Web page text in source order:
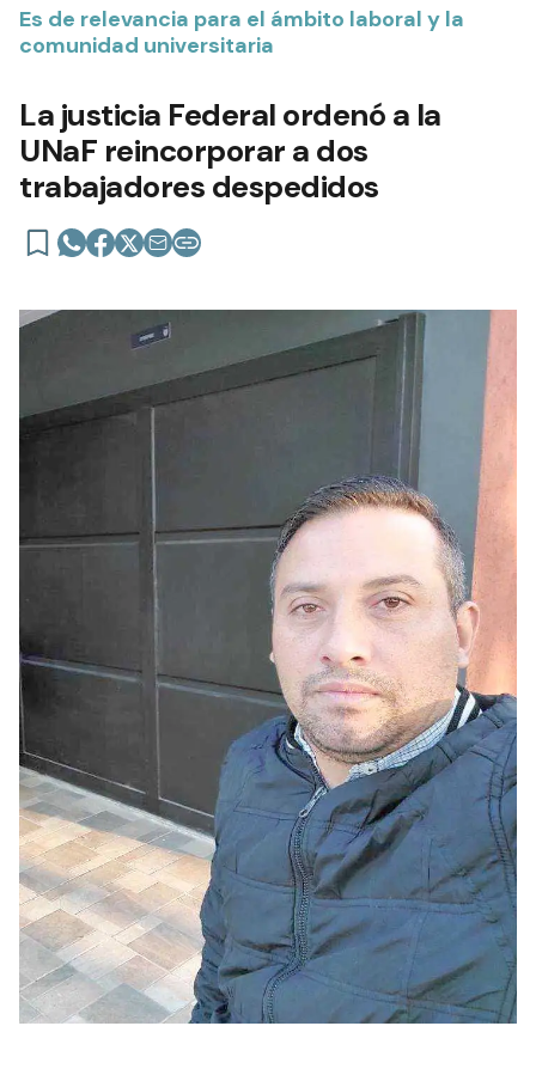
Es de relevancia para el ámbito laboral y la
comunidad universitaria
La justicia Federal ordenó a la
UNaF reincorporar a dos
trabajadores despedidos